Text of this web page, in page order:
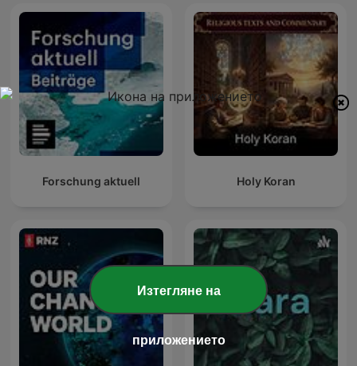
Forschung aktuell Holy Koran
Изтегляне на
приложението